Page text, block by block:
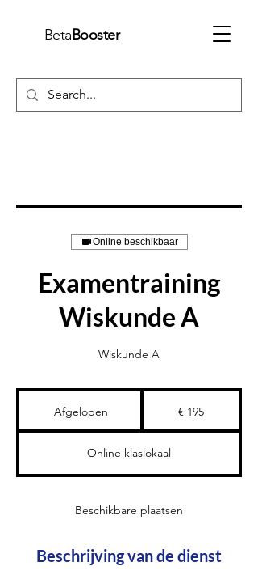
BetaBooster
Online beschikbaar
Examentraining
Wiskunde A
Wiskunde A
Afgelopen
f
e
l
p
e
€ 195
Online klaslokaal
Beschikbare plaatsen
Beschrijving van de dienst